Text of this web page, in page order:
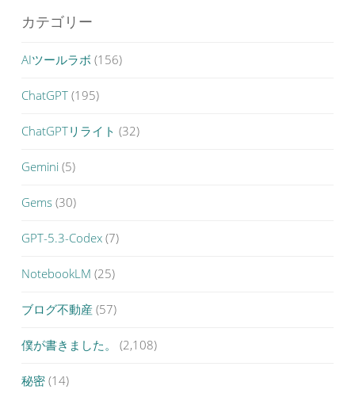
カテゴリー
AIツールラボ (156)
ChatGPT (195)
ChatGPTリライト (32)
Gemini (5)
Gems (30)
GPT-5.3-Codex (7)
NotebookLM (25)
ブログ不動産 (57)
僕が書きました。 (2,108)
秘密 (14)